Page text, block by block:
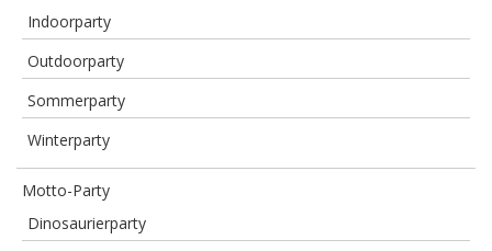
Indoorparty
Outdoorparty
Sommerparty
Winterparty
Motto-Party
Dinosaurierparty